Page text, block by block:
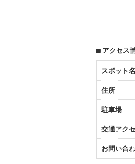
アクセス
スポット名
住所
駐車場
交通アク
お問い合